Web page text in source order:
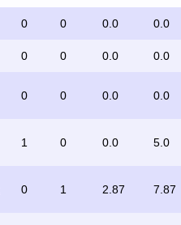
0 0 0.0 0.0
0 0 0.0 0.0
0 0 0.0 0.0
1 0 0.0 5.0
0 1 2.87 7.87